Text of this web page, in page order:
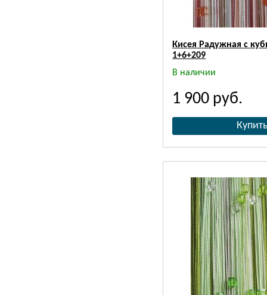
Кисея Радужная с
1+6+209
В наличии
1 900 руб.